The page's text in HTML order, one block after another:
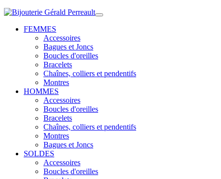
FEMMES
Accessoires
Bagues et Joncs
Boucles d'oreilles
Bracelets
Chaînes, colliers et pendentifs
Montres
HOMMES
Accessoires
Boucles d'oreilles
Bracelets
Chaînes, colliers et pendentifs
Montres
Bagues et Joncs
SOLDES
Accessoires
Boucles d'oreilles